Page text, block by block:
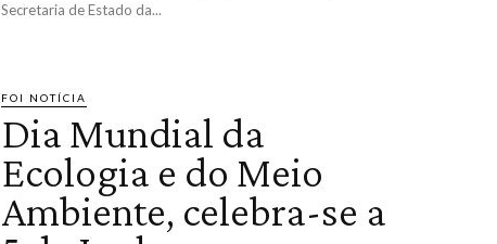
Secretaria de Estado da...
FOI NOTÍCIA
Dia Mundial da
Ecologia e do Meio
Ambiente, celebra-se a